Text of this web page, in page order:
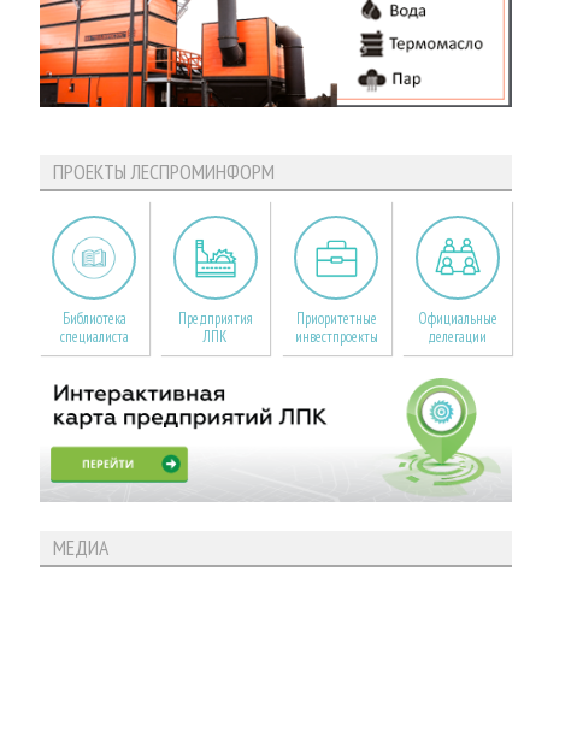
ПРОЕКТЫ ЛЕСПРОМИНФОРМ
Библиотека
специалиста
Предприятия
ЛПК
Приоритетные
инвестпроекты
Официальные
делегации
МЕДИА